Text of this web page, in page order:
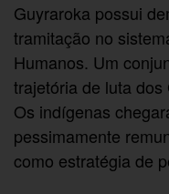
Guyraroka possui
tramitação no
Humanos. Um
trajetória de luta
Os indígenas
pessimamente
como estratégia de